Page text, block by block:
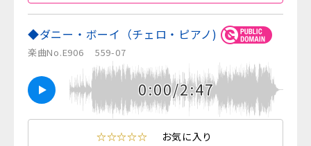
◆ダニー・ボーイ（チェロ・ピアノ)
楽曲No.E906 559-07
0:00/2:47
☆☆☆☆☆ お気に入り